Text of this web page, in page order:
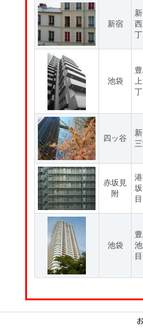
新宿
池袋
四ッ谷
赤坂見
附
目
池袋
目